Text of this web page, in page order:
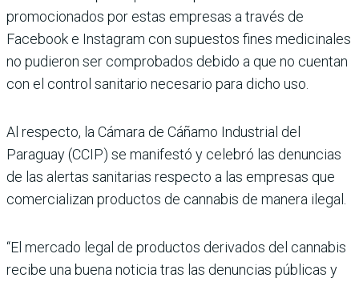
promocionados por estas empresas a través de
Facebook e Instagram con supuestos fines medicinales
no pudieron ser comprobados debido a que no cuentan
con el control sanitario necesario para dicho uso.
Al respecto, la Cámara de Cáñamo Industrial del
Paraguay (CCIP) se manifestó y celebró las denuncias
de las alertas sanitarias respecto a las empresas que
comercializan productos de cannabis de manera ilegal.
“El mercado legal de productos derivados del cannabis
recibe una buena noticia tras las denuncias públicas y